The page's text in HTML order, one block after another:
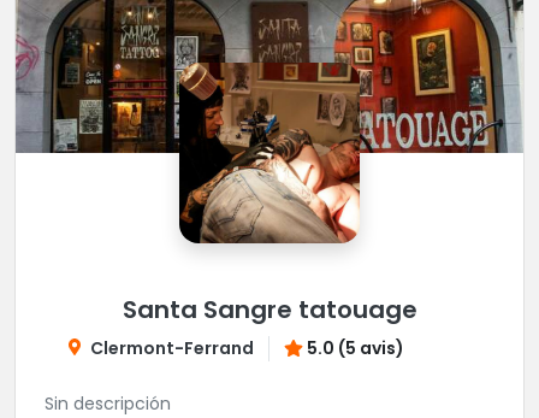
Santa Sangre tatouage
Clermont-Ferrand 5.0 (5 avis)
Sin descripción